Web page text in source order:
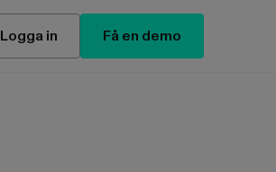
Logga in Få en demo